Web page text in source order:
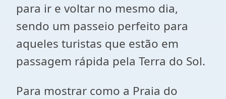
para ir e voltar no mesmo dia,
sendo um passeio perfeito para
aqueles turistas que estão em
passagem rápida pela Terra do Sol.
Para mostrar como a Praia do